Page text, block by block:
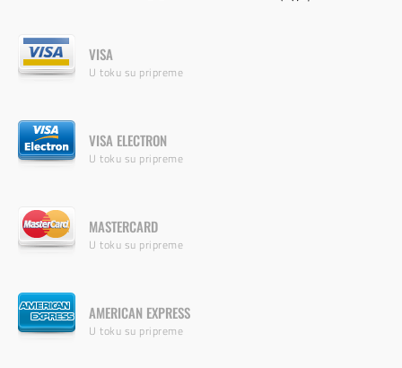
VISA
U toku su pripreme
VISA ELECTRON
U toku su pripreme
MASTERCARD
U toku su pripreme
AMERICAN EXPRESS
U toku su pripreme